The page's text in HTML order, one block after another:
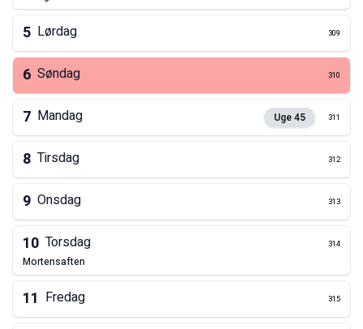
5 Lørdag 309
6 Søndag 310
7 Mandag Uge45 311
8 Tirsdag 312
9 Onsdag 313
10 Torsdag 314
mortensaften
11 Fredag 315